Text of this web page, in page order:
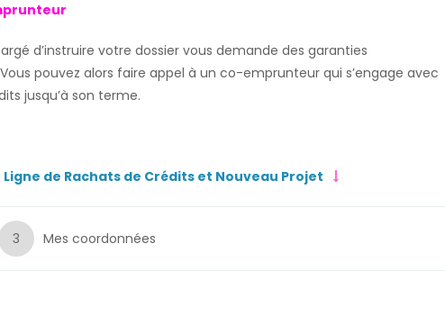
d’instruire votre dossier vous demande des garanties
pouvez alors faire appel à un co-emprunteur qui s’engage avec
jusqu’à son terme.
de Rachats de Crédits et Nouveau Projet
3 Mes coordonnées